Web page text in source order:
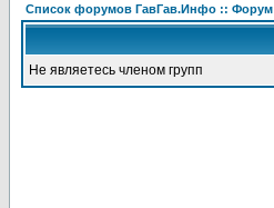
Список форумов ГавГав.Инфо :: Форум
Не являетесь членом групп